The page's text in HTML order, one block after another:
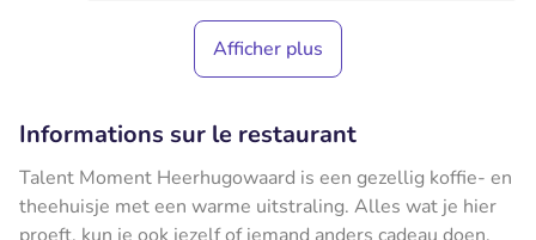
Afficher plus
Informations sur le restaurant
Talent Moment Heerhugowaard is een gezellig koffie- en
theehuisje met een warme uitstraling. Alles wat je hier